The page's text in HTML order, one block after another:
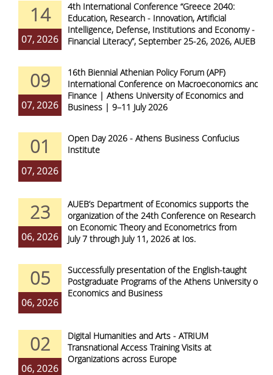
14
07, 2026
4th International Conference “Greece 2040:
Education, Research - Innovation, Artificial
Intelligence, Defense, Institutions and Economy -
Financial Literacy”, September 25-26, 2026, AUEB
09
07, 2026
16th Biennial Athenian Policy Forum (APF)
International Conference on Macroeconomics and
Finance | Athens University of Economics and
Business | 9–11 July 2026
01
07, 2026
Open Day 2026 - Athens Business Confucius
Institute
23
06, 2026
AUEB’s Department of Economics supports the
organization of the 24th Conference on Research
on Economic Theory and Econometrics from
July 7 through July 11, 2026 at Ios.
05
06, 2026
Successfully presentation of the English-taught
Postgraduate Programs of the Athens University of
Economics and Business
02
06, 2026
Digital Humanities and Arts - ATRIUM
Transnational Access Training Visits at
Organizations across Europe